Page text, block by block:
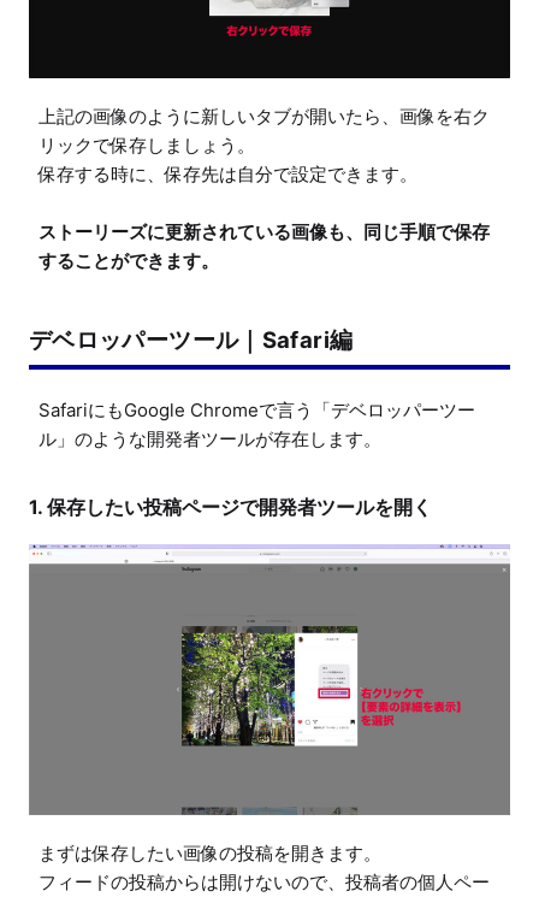
上記の画像のように新しいタブが開いたら、画像を右ク
リックで保存しましょう。
保存する時に、保存先は自分で設定できます。
ストーリーズに更新されている画像も、同じ手順で保存
することができます。
デベロッパーツール｜Safari編
SafariにもGoogle Chromeで言う「デベロッパーツー
ル」のような開発者ツールが存在します。
1. 保存したい投稿ページで開発者ツールを開く
まずは保存したい画像の投稿を開きます。
フィードの投稿からは開けないので、投稿者の個人ペー